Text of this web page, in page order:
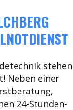
stehen
Neben einer
24-Stunden-